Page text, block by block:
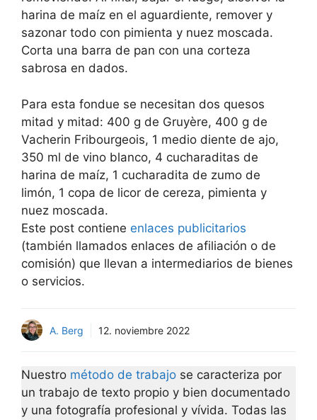
harina de maíz en el aguardiente, remover y
sazonar todo con pimienta y nuez moscada.
Corta una barra de pan con una corteza
sabrosa en dados.
Para esta fondue se necesitan dos quesos
mitad y mitad: 400 g de Gruyère, 400 g de
Vacherin Fribourgeois, 1 medio diente de ajo,
350 ml de vino blanco, 4 cucharaditas de
harina de maíz, 1 cucharadita de zumo de
limón, 1 copa de licor de cereza, pimienta y
nuez moscada.
Este post contiene enlaces publicitarios
(también llamados enlaces de afiliación o de
comisión) que llevan a intermediarios de bienes
o servicios.
A. Berg 12. noviembre 2022
Nuestro método de trabajo se caracteriza por
un trabajo de texto propio y bien documentado
y una fotografía profesional y vívida. Todas las